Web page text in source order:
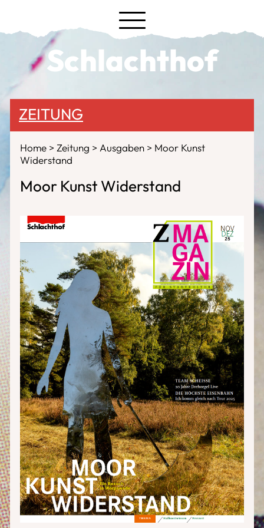
Schlachthof
ZEITUNG
Home Zeitung Ausgaben
Moor Kunst
Widerstand
Moor Kunst Widerstand